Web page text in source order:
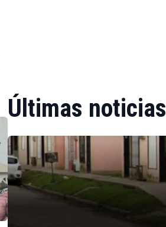
Últimas noticias